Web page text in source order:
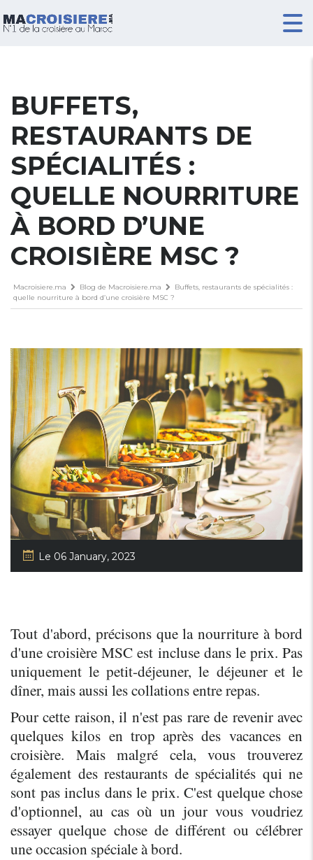
BUFFETS,
RESTAURANTS DE
SPÉCIALITÉS :
QUELLE NOURRITURE
À BORD D’UNE
CROISIÈRE MSC ?
Macroisiere.ma Blog de Macroisiere.ma
Buffets, restaurants de spécialités :
quelle nourriture à bord d’une croisière MSC ?
Le 06 January, 2023
Tout d'abord, précisons que la nourriture à bord
d'une croisière MSC est incluse dans le prix. Pas
uniquement le petit-déjeuner, le déjeuner et le
dîner, mais aussi les collations entre repas.
Pour cette raison, il n'est pas rare de revenir avec
quelques kilos en trop après des vacances en
croisière. Mais malgré cela, vous trouverez
également des restaurants de spécialités qui ne
sont pas inclus dans le prix. C'est quelque chose
d'optionnel, au cas où un jour vous voudriez
essayer quelque chose de différent ou célébrer
une occasion spéciale à bord.